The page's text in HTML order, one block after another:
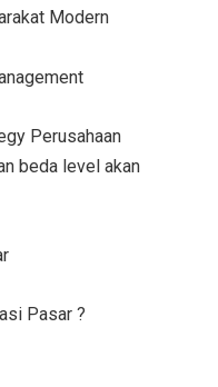
Modern
Perusahaan
beda level akan
Pasar ?